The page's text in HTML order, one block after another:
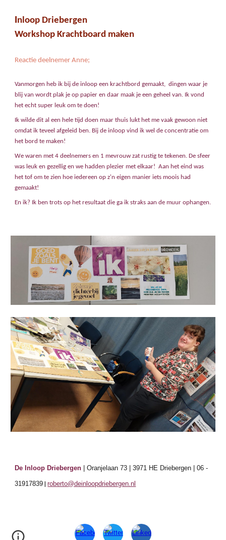
Inloop Driebergen
Workshop Krachtboard maken
Reactie deelnemer Anne;
Vanmorgen heb ik bij de inloop een krachtbord gemaakt, dingen waar je
blij van wordt plak je op papier en daar maak je een geheel van. Ik vond
het echt super leuk om te doen!
Ik wilde dit al een hele tijd doen maar thuis lukt het me vaak gewoon niet
omdat ik teveel afgeleid ben. Bij de inloop vind ik wel de concentratie om
het bord te maken!
We waren met 4 deelnemers en 1 mevrouw zat rustig te tekenen. De sfeer
was leuk en gezellig en we hadden plezier met elkaar! Aan het eind was
het tof om te zien hoe iedereen op z'n eigen manier iets moois had
gemaakt!
En ik? Ik ben trots op het resultaat die ga ik straks aan de muur ophangen.
De Inloop Driebergen | Oranjelaan 73 | 3971 HE Driebergen |06 -
31917839 |roberto@deinloopdriebergen.nl